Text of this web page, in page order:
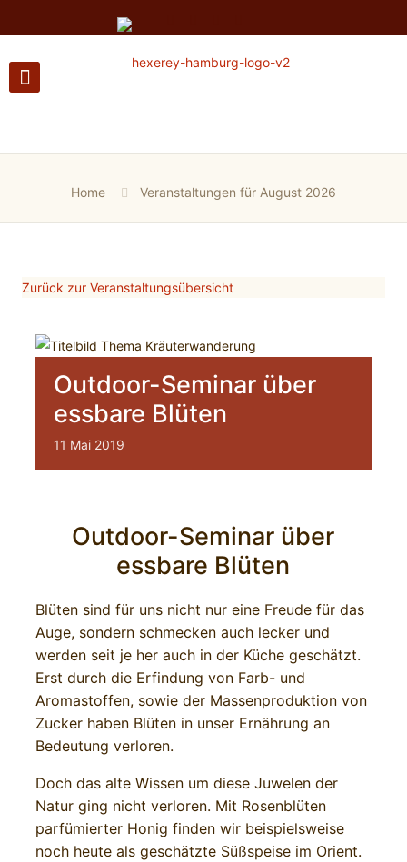
Home Veranstaltungen für August 2026
Zurück zur Veranstaltungsübersicht
Outdoor-Seminar über
essbare Blüten
11 Mai 2019
Outdoor-Seminar über
essbare Blüten
Blüten sind für uns nicht nur eine Freude für das
Auge, sondern schmecken auch lecker und
werden seit je her auch in der Küche geschätzt.
Erst durch die Erfindung von Farb- und
Aromastoffen, sowie der Massenproduktion von
Zucker haben Blüten in unser Ernährung an
Bedeutung verloren.
Doch das alte Wissen um diese Juwelen der
Natur ging nicht verloren. Mit Rosenblüten
parfümierter Honig finden wir beispielsweise
noch heute als geschätzte Süßspeise im Orient.